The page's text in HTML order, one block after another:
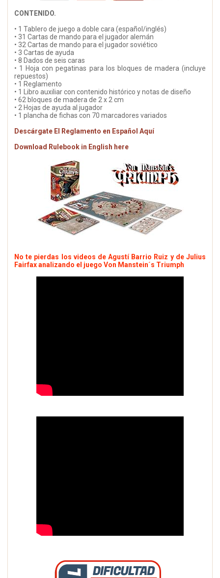
CONTENIDO.
• 1 Tablero de juego a doble cara (español/inglés)
• 31 Cartas de mando para el jugador alemán
• 32 Cartas de mando para el jugador soviético
• 3 Cartas de ayuda
• 8 Dados de seis caras
• 1 Hoja con pegatinas para los bloques de madera (incluye
repuestos)
• 1 Reglamento
• 1 Libro auxiliar con contenido histórico y notas de diseño
• 62 bloques de madera de 2 x 2 cm
• 2 Hojas de ayuda al jugador
• 1 plancha de fichas con 70 marcadores variados
Descárgate El Reglamento en Español Aquí
Download Rulebook in English here
No te pierdas los videos de Agustí Barrio Ruiz y de Julius
Fairfax analizando el juego Von Manstein´s Triumph